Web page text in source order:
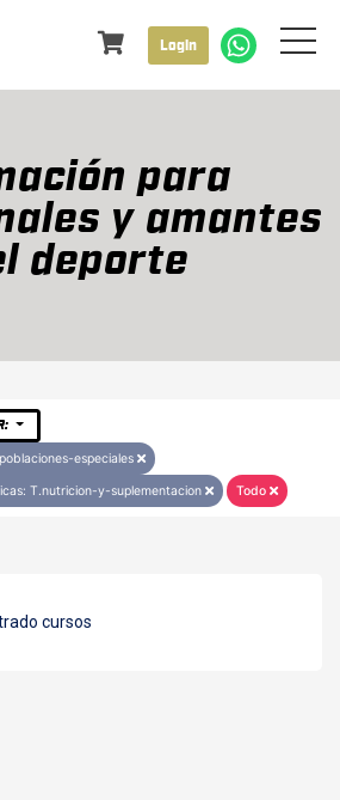
Login
para
y amantes
deporte
especiales
T.nutricion-y-suplementacion Todo
cursos